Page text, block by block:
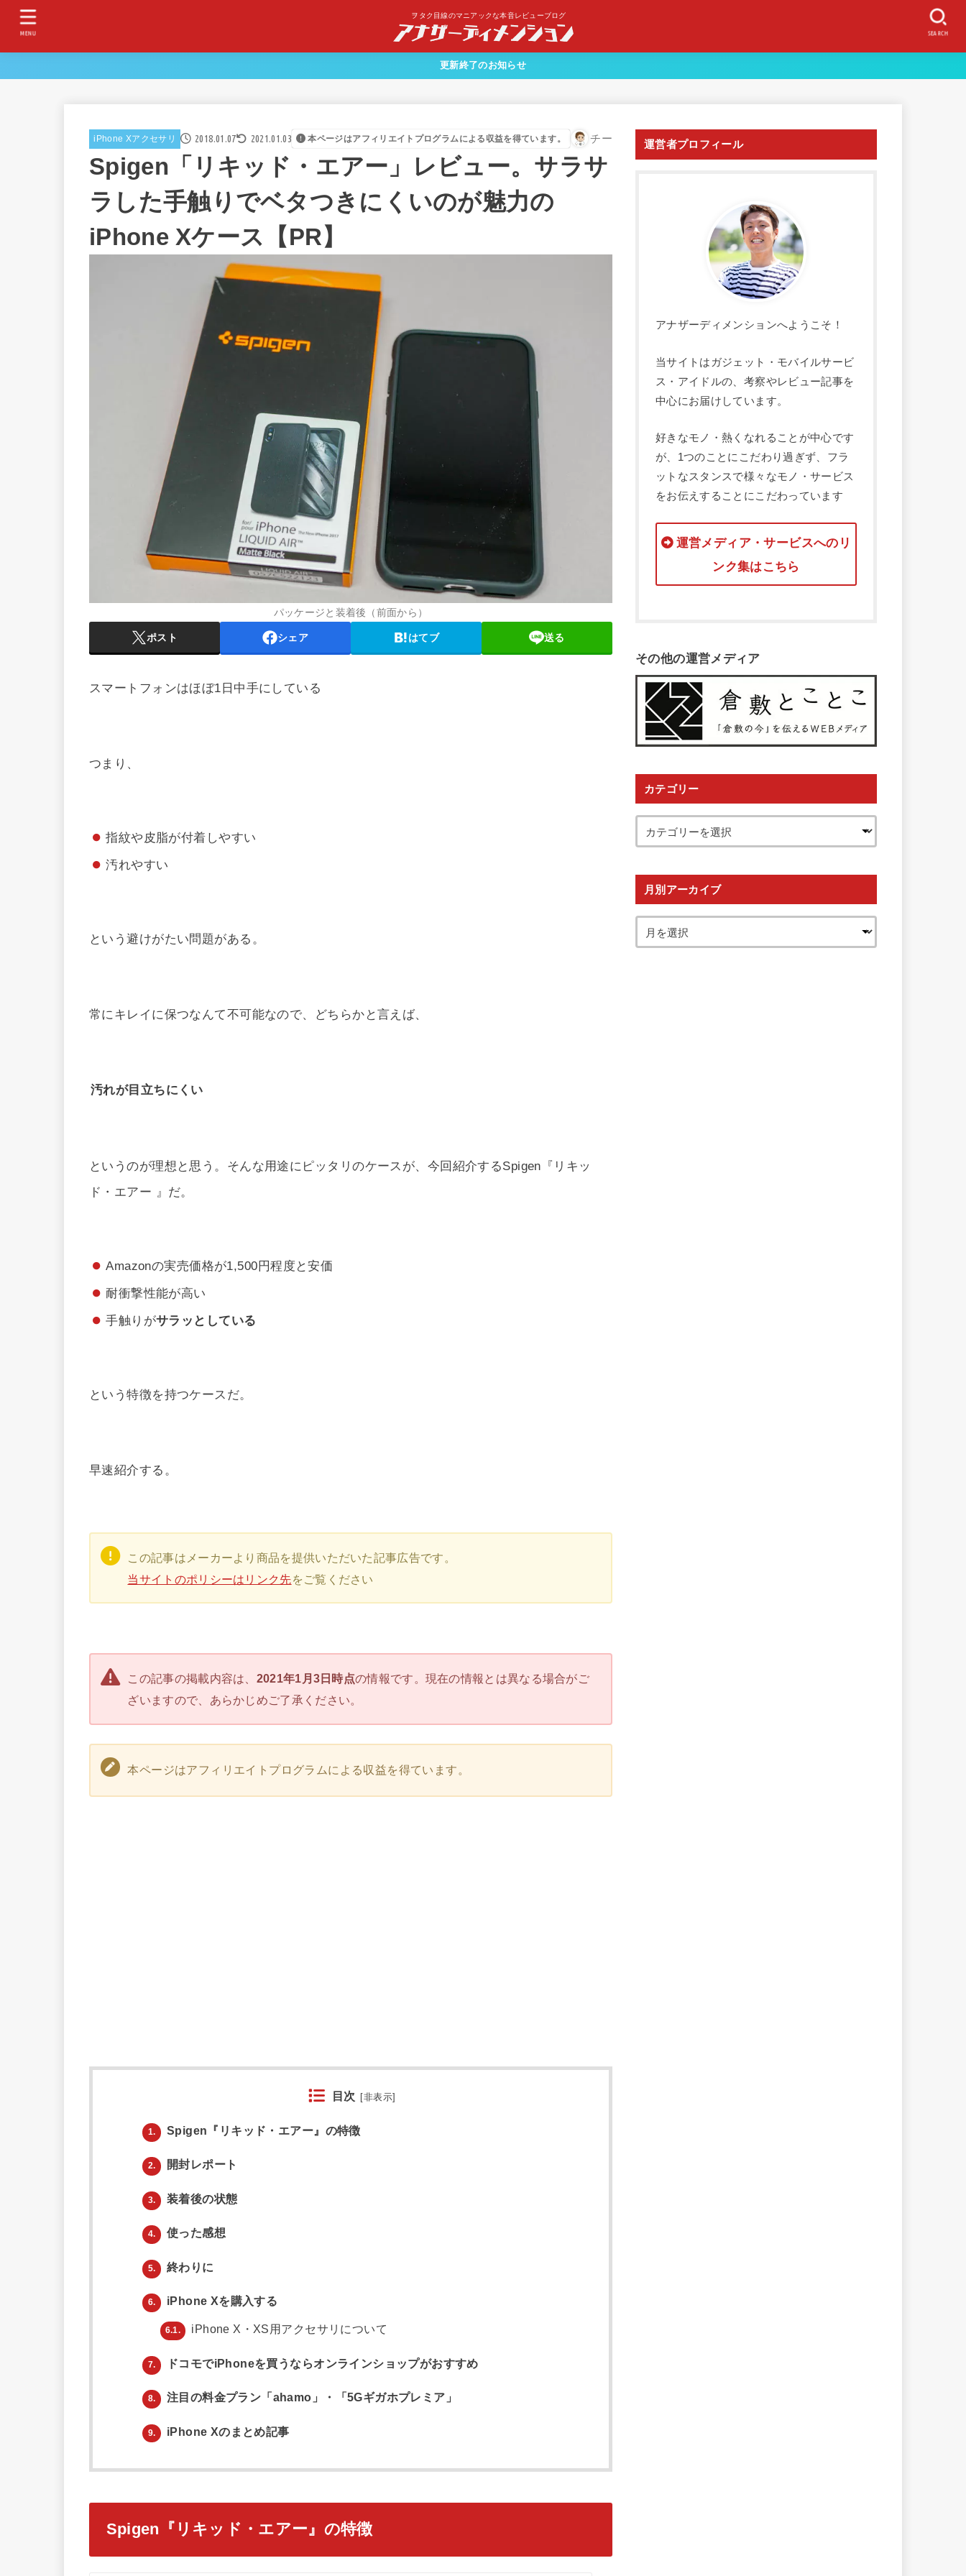
ヲタク目線のマニアックな本音レビューブログ
SEARCH
MENU
更新終了のお知らせ
iPhone Xアクセサリ 2018.01.07 2021.01.03 本ページはアフィリエイトプログラムによる収益を得ています。 チー
Spigen「リキッド・エアー」レビュー。サラサ
ラした手触りでベタつきにくいのが魅力の
iPhone Xケース【PR】
パッケージと装着後（前面から）
ポスト シェア はてブ 送る
スマートフォンはほぼ1日中手にしている
つまり、
指紋や皮脂が付着しやすい
汚れやすい
という避けがたい問題がある。
常にキレイに保つなんて不可能なので、どちらかと言えば、
汚れが目立ちにくい
というのが理想と思う。そんな用途にピッタリのケースが、今回紹介するSpigen『リキッ
ド・エアー 』だ。
Amazonの実売価格が1,500円程度と安価
耐衝撃性能が高い
手触りがサラッとしている
という特徴を持つケースだ。
早速紹介する。
この記事はメーカーより商品を提供いただいた記事広告です。
当サイトのポリシーはリンク先をご覧ください
この記事の掲載内容は、 2021年1月3日時点の情報です。現在の情報とは異なる場合がご
ざいますので、あらかじめご了承ください。
本ページはアフィリエイトプログラムによる収益を得ています。
目次 [非表示]
1. Spigen『リキッド・エアー』の特徴
2. 開封レポート
3. 装着後の状態
4. 使った感想
5. 終わりに
6. iPhone Xを購入する
6.1. iPhone X・XS用アクセサリについて
7. ドコモでiPhoneを買うならオンラインショップがおすすめ
8. 注目の料金プラン「ahamo」・「5Gギガホプレミア」
9. iPhone Xのまとめ記事
Spigen『リキッド・エアー』の特徴
運営者プロフィール
アナザーディメンションへようこそ！
当サイトはガジェット・モバイルサービ
ス・アイドルの、考察やレビュー記事を
中心にお届けしています。
好きなモノ・熱くなれることが中心です
が、1つのことにこだわり過ぎず、フラ
ットなスタンスで様々なモノ・サービス
をお伝えすることにこだわっています
運営メディア・サービスへのリ
ンク集はこちら
その他の運営メディア
カテゴリー
月別アーカイブ